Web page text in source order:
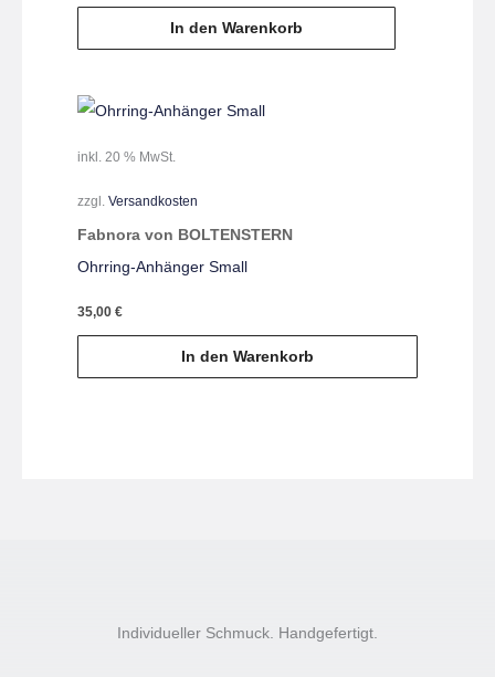
In den Warenkorb
inkl. 20 % MwSt.
zzgl. Versandkosten
Fabnora von BOLTENSTERN
Ohrring-Anhänger Small
35,00 €
In den Warenkorb
Individueller Schmuck. Handgefertigt.